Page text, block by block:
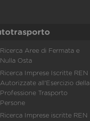
Ricerca Aree di Fermata e
Nulla Osta
Ricerca Imprese Iscritte REN
Autorizzate all'Esercizio della
Professione Trasporto
Persone
Ricerca Imprese iscritte REN